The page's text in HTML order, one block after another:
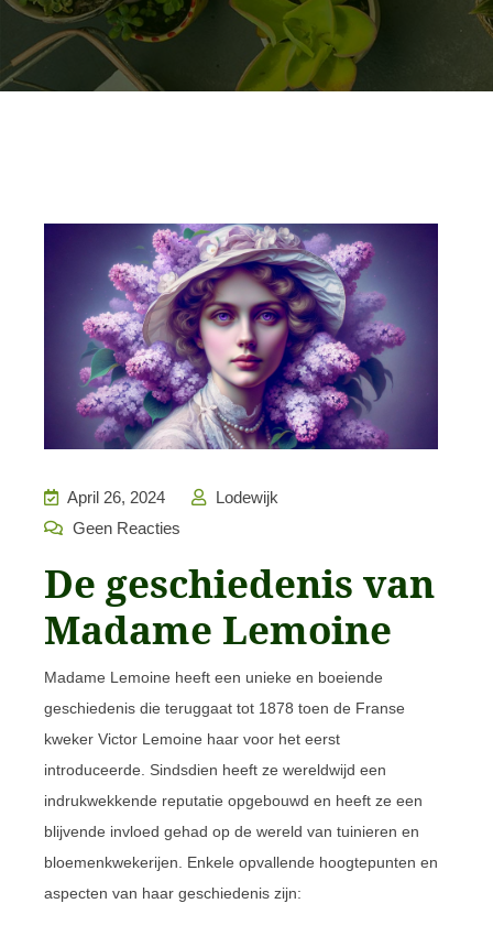
April 26, 2024
Lodewijk
Geen Reacties
De geschiedenis van
Madame Lemoine
Madame Lemoine heeft een unieke en boeiende
geschiedenis die teruggaat tot 1878 toen de Franse
kweker Victor Lemoine haar voor het eerst
introduceerde. Sindsdien heeft ze wereldwijd een
indrukwekkende reputatie opgebouwd en heeft ze een
blijvende invloed gehad op de wereld van tuinieren en
bloemenkwekerijen. Enkele opvallende hoogtepunten en
aspecten van haar geschiedenis zijn: